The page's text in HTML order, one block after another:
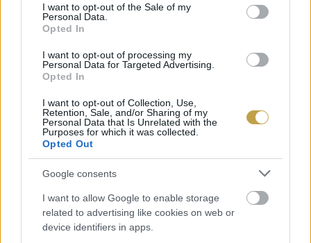
consent section.
I want to opt-out of the Sale of my
Personal Data.
Opted In
I want to opt-out of processing my
Personal Data for Targeted Advertising.
Opted In
I want to opt-out of Collection, Use,
Retention, Sale, and/or Sharing of my
Personal Data that Is Unrelated with the
Purposes for which it was collected.
Opted Out
Google consents
I want to allow Google to enable storage
related to advertising like cookies on web or
device identifiers in apps.
talajjavító minőségű komposztot eredményeznek.
módszer hatékony, de eltérő előnyöket kínál.
A tanulmány üzenete egyértelmű: a kávézacc
nem hulladék, hanem jól hasznosítható bioanyag.
A megfelelő kezeléssel olyan komposzt készíthető
belőle, amely élő mikroorganizmusokban gazdag,
szerkezetjavító hatású és hosszú távon is
támogatja a talaj egészségét. A körforgásos
gazdálkodás szempontjából ez különösen értékes